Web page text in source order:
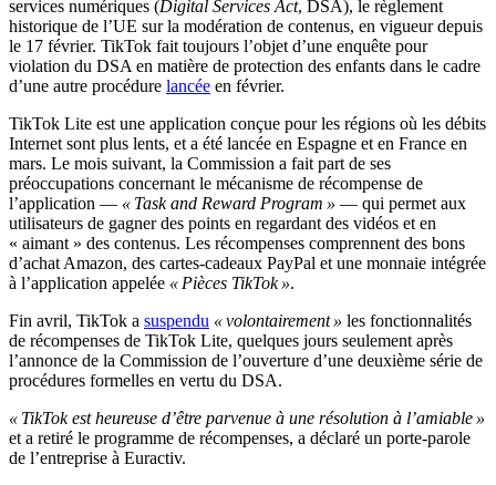
services numériques (Digital Services Act, DSA), le règlement
historique de l’UE sur la modération de contenus, en vigueur depuis
le 17 février. TikTok fait toujours l’objet d’une enquête pour
violation du DSA en matière de protection des enfants dans le cadre
d’une autre procédure lancée en février.
TikTok Lite est une application conçue pour les régions où les débits
Internet sont plus lents, et a été lancée en Espagne et en France en
mars. Le mois suivant, la Commission a fait part de ses
préoccupations concernant le mécanisme de récompense de
l’application — « Task and Reward Program » — qui permet aux
utilisateurs de gagner des points en regardant des vidéos et en
« aimant » des contenus. Les récompenses comprennent des bons
d’achat Amazon, des cartes-cadeaux PayPal et une monnaie intégrée
à l’application appelée « Pièces TikTok ».
Fin avril, TikTok a suspendu « volontairement » les fonctionnalités
de récompenses de TikTok Lite, quelques jours seulement après
l’annonce de la Commission de l’ouverture d’une deuxième série de
procédures formelles en vertu du DSA.
« TikTok est heureuse d’être parvenue à une résolution à l’amiable »
et a retiré le programme de récompenses, a déclaré un porte-parole
de l’entreprise à Euractiv.